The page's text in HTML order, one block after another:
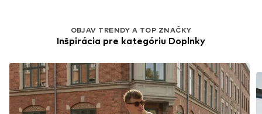
OBJAV TRENDY A TOP ZNAČKY
Inšpirácia pre kategóriu Doplnky